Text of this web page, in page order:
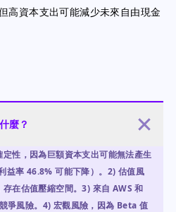
高資本支出可能減少未來自由現金
麼？
性，因為巨額資本支出可能無法產生
益率 46.8% 可能下降）。2) 估值風
在估值壓縮空間。3) 來自 AWS 和
爭風險。4) 宏觀風險，因為 Beta 值